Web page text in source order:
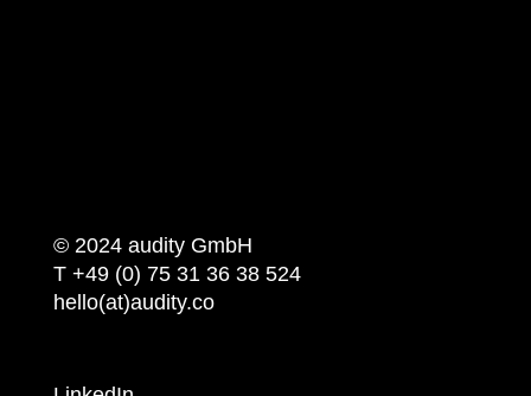
© 2024 audity GmbH
T +49 (0) 75 31 36 38 524
hello(at)audity.co